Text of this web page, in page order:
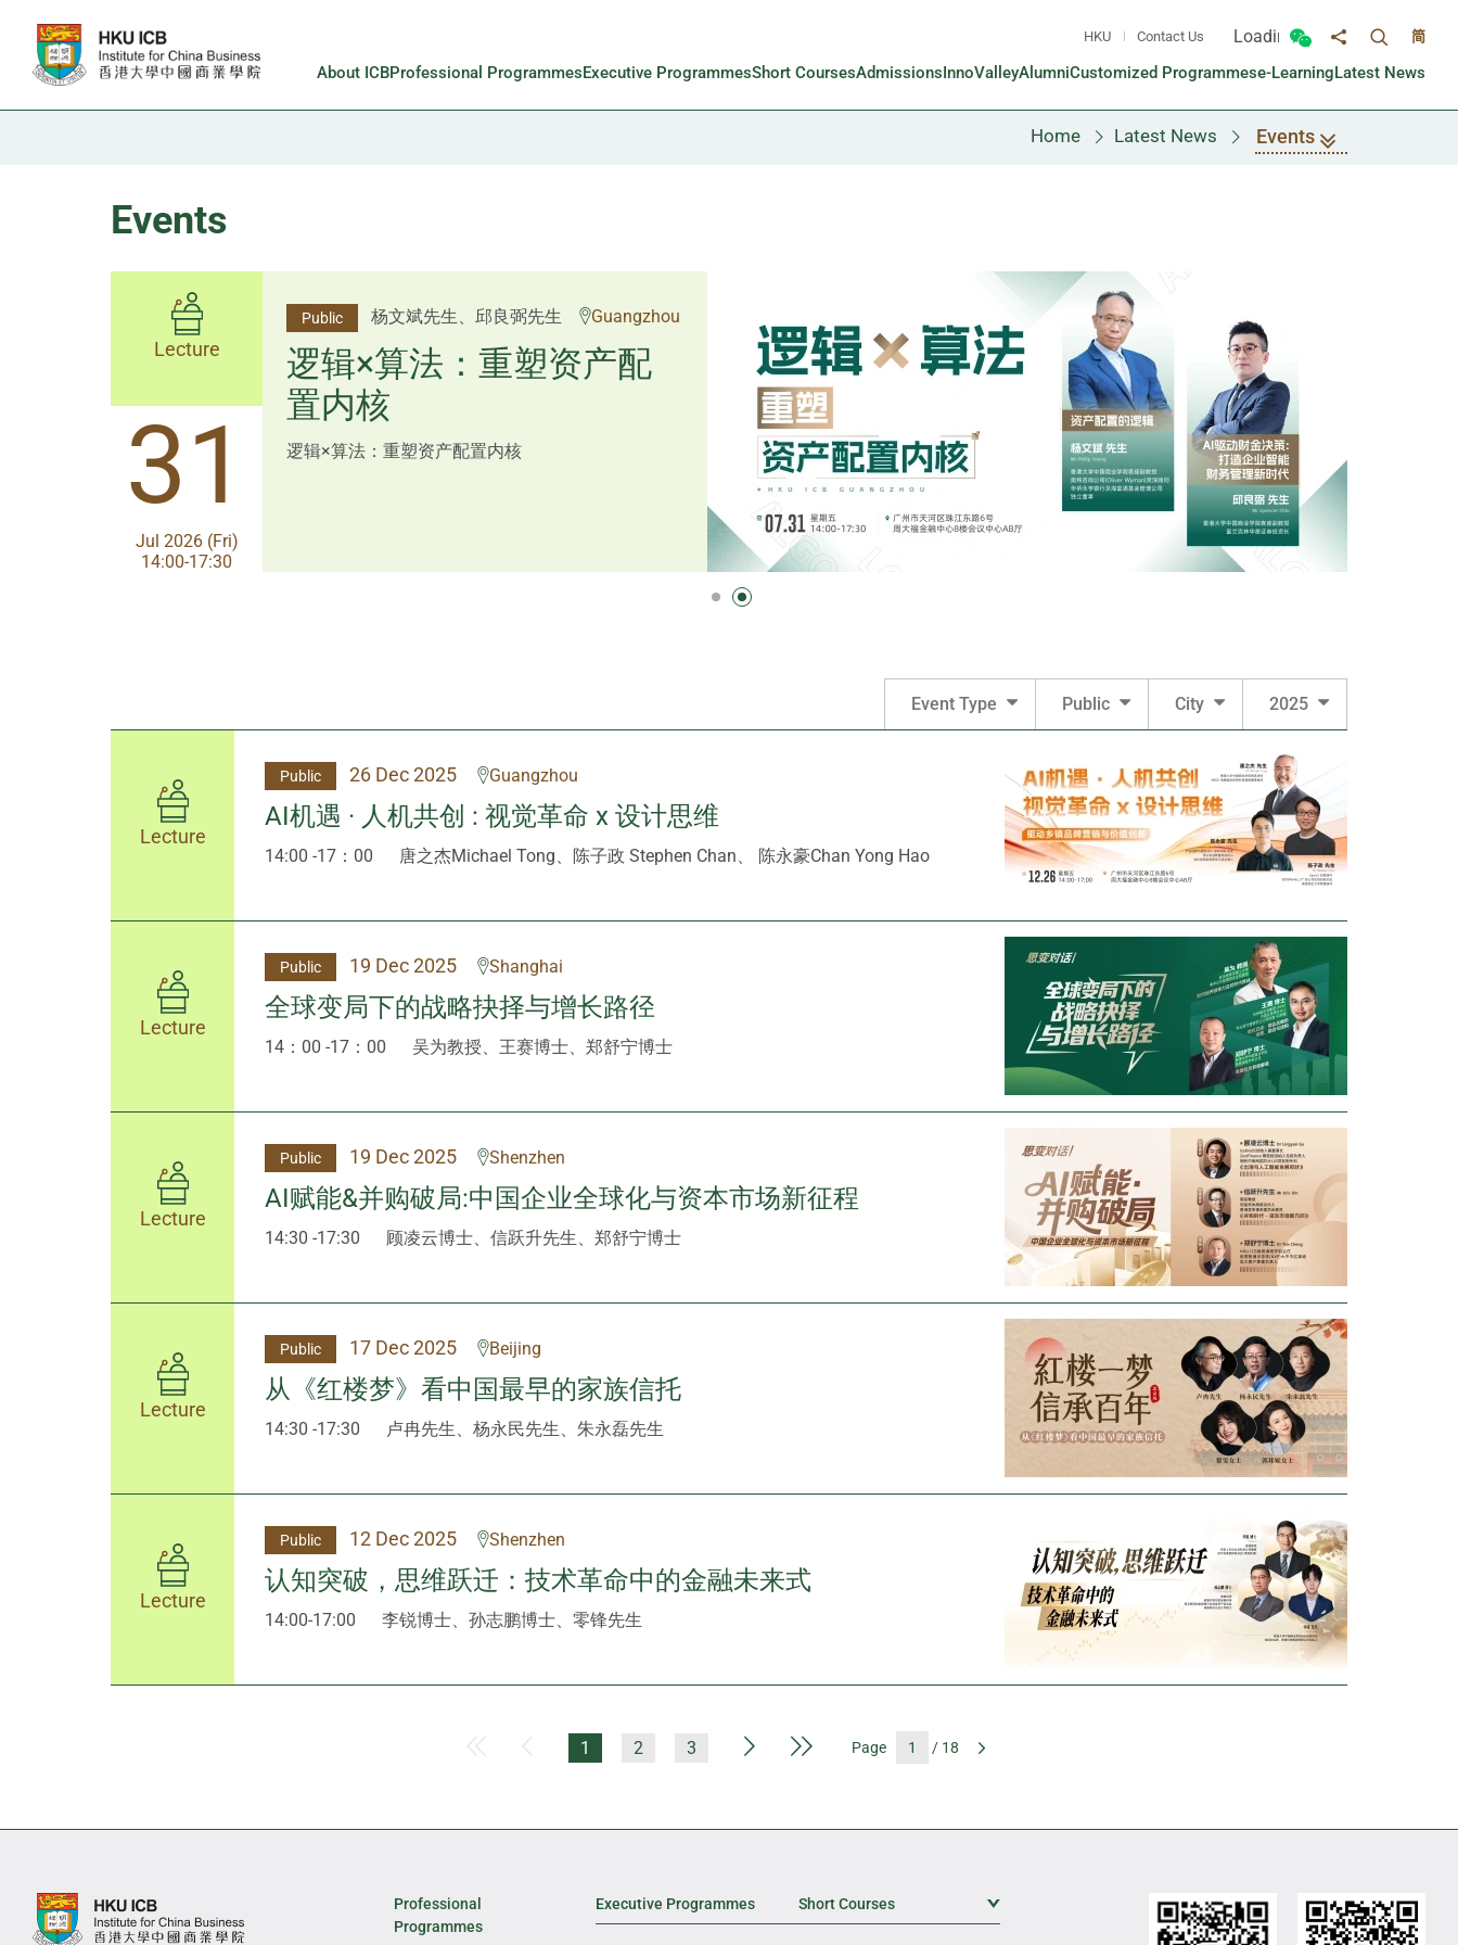
HKU Contact Us Loading...
Toggle Wechat panel
Share toToggle
简
About ICBProfessional ProgrammesExecutive ProgrammesShort CoursesAdmissionsInnoValleyAlumniCustomized Programmese-LearningLatest News
Home Latest News Events
Events
Lecture
14
Aug 2026 (Fri)
13:30-17:00
Public
李邱敬贤女士 Ms Rosemarie Yau、潘天
佑博士 Dr Tim Pan、李国平先生 Mr Guoping Li
Shenzhen
跨界智汇・预见新局
Lecture
31
Jul 2026 (Fri)
14:00-17:30
Public 杨文斌先生、邱良弼先生 Guangzhou
逻辑×算法：重塑资产配
置内核
逻辑×算法：重塑资产配置内核
Event Type Public City 2025
Lecture
Public 26 Dec 2025 Guangzhou
AI机遇 · 人机共创 : 视觉革命 x 设计思维
14:00 -17：00 唐之杰Michael Tong、陈子政 Stephen Chan、 陈永豪Chan Yong Hao
Lecture
Public 19 Dec 2025 Shanghai
全球变局下的战略抉择与增长路径
14：00 -17：00 吴为教授、王赛博士、郑舒宁博士
Lecture
Public 19 Dec 2025 Shenzhen
AI赋能&并购破局:中国企业全球化与资本市场新征程
14:30 -17:30 顾凌云博士、信跃升先生、郑舒宁博士
Lecture
Public 17 Dec 2025 Beijing
从《红楼梦》看中国最早的家族信托
14:30 -17:30 卢冉先生、杨永民先生、朱永磊先生
Lecture
Public 12 Dec 2025 Shenzhen
认知突破，思维跃迁：技术革命中的金融未来式
14:00-17:00 李锐博士、孙志鹏博士、零锋先生
Previous Page
1 2 3 Next PageLast Page
Page / 18
Professional
Programmes
Executive Programmes Short Courses